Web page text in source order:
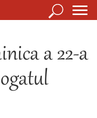
Căutare
a 22-a